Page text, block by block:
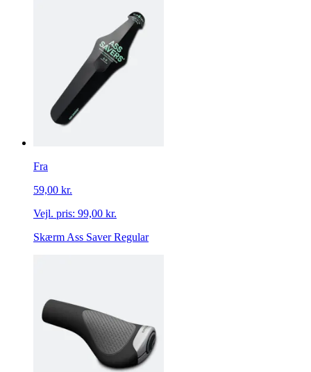
Fra
59,00 kr.
Vejl. pris: 99,00 kr.
Skærm Ass Saver Regular